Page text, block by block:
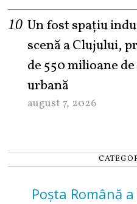
Un fost spațiu
scenă a Clujului,
de 550 milioane
urbană
august 7, 2026
Poșta Română